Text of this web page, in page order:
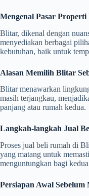
Mengenal Pasar
Blitar, dikenal dengan
menyediakan berbagai
kebutuhan, baik untuk
Alasan Memilih Blitar
Blitar menawarkan
masih terjangkau,
panjang atau rumah kedua.
Langkah-langkah Jual
Proses jual beli rumah di
yang matang untuk
menguntungkan bagi
Persiapan Awal Sebelum